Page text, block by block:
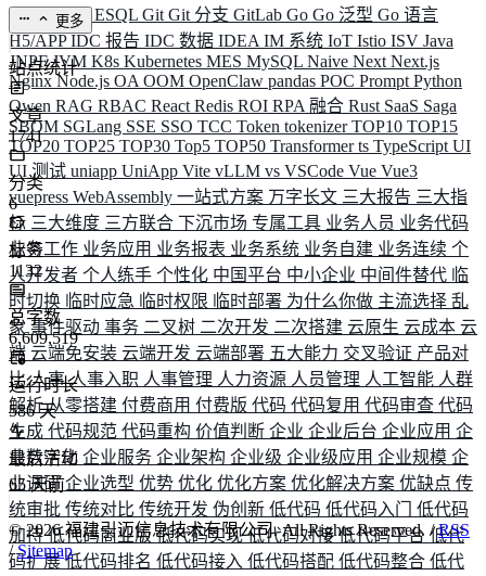
ELK ElysiaESQL Git Git 分支 GitLab Go Go 泛型 Go 语言
H5/APPIDC 报告 IDC 数据 IDEA IM 系统 IoT Istio ISV Java
JNPFJVM K8s Kubernetes MES MySQL Naive Next Next.js
NginxNode.js OA OOM OpenClaw pandas POC Prompt Python
Qwen RAG RBAC React Redis ROI RPA 融合 Rust SaaS Saga
SBOM SGLang SSE SSO TCC Token tokenizerTOP10 TOP15
TOP20 TOP25 TOP30 Top5 TOP50 Transformerts TypeScript UI
UI 测试 uniapp UniApp Vite vLLM vs VSCode Vue Vue3
vuepress WebAssembly 一站式方案 万字长文 三大报告 三大指
标 三大维度 三方联合 下沉市场 专属工具 业务人员 业务代码
业务工作 业务应用 业务报表 业务系统 业务自建 业务连续 个
人开发者 个人练手 个性化 中国平台 中小企业 中间件替代 临
时切换 临时应急 临时权限 临时部署 为什么你做 主流选择 乱
象 事件驱动 事务 二叉树 二次开发 二次搭建 云原生 云成本 云
端 云端免安装 云端开发 云端部署 五大能力 交叉验证 产品对
比人事人事入职 人事管理 人力资源 人员管理 人工智能 人群
解析从零搭建 付费商用 付费版 代码 代码复用 代码审查 代码
生成 代码规范 代码重构 价值判断 企业 企业后台 企业应用 企
业数字化 企业服务 企业架构 企业级 企业级应用 企业规模 企
业调研企业选型 优势 优化 优化方案 优化解决方案 优缺点 传
统审批 传统对比 传统开发 伪创新 低代码 低代码入门 低代码
加持低代码商业版低代码实现低代码对接低代码平台 低代
码扩展低代码排名 低代码接入 低代码搭配 低代码整合 低代
更多
站点统计
文章
1741
分类
6
标签
1132
总字数
6,609,519
运行时长
586 天
最后活动
65 天前
©2026福建引迈信息技术有限公司. All Rights Reserved. /RSS
/Sitemap